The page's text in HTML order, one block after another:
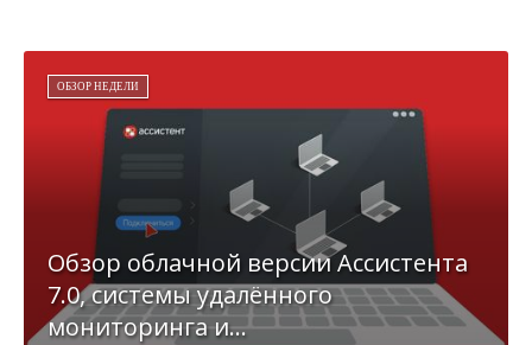
ОБЗОР НЕДЕЛИ
Обзор облачной версии Ассистента
7.0, системы удалённого
мониторинга и...